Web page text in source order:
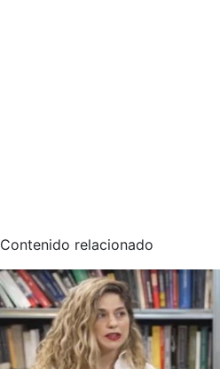
Contenido relacionado